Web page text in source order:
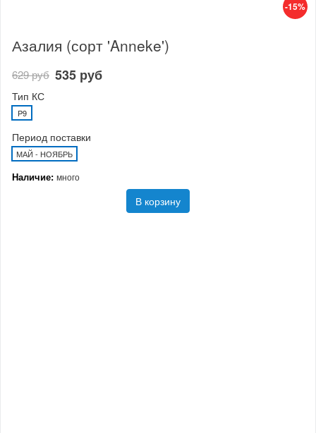
-15%
Азалия (сорт 'Anneke')
629 руб 535 руб
Тип КС
P9
Период поставки
МАЙ - НОЯБРЬ
Наличие: много
В корзину